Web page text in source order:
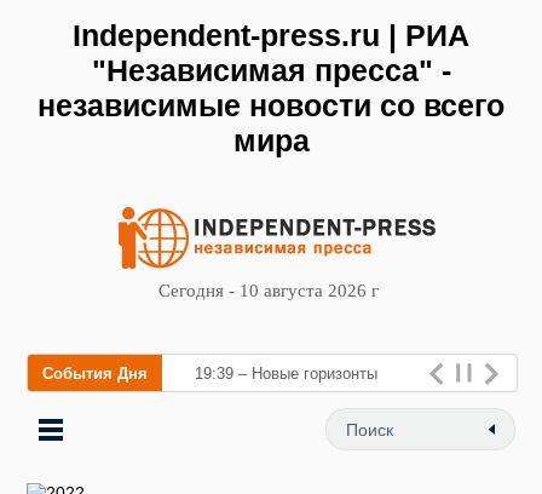
Independent-press.ru | РИА
"Независимая пресса" -
независимые новости со всего
мира
Сегодня - 10 августа 2026 г
События Дня 19:39 – Новые горизонты
флебологии: в Москве
открылся «Городской центр